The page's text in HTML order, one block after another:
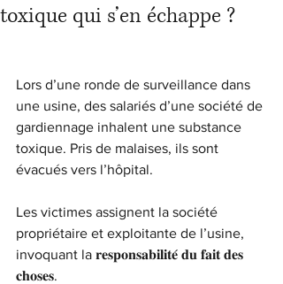
toxique qui s’en échappe ?
Lors d’une ronde de surveillance dans
une usine, des salariés d’une société de
gardiennage inhalent une substance
toxique. Pris de malaises, ils sont
évacués vers l’hôpital.
Les victimes assignent la société
propriétaire et exploitante de l’usine,
invoquant la 𝐫𝐞𝐬𝐩𝐨𝐧𝐬𝐚𝐛𝐢𝐥𝐢𝐭𝐞́ 𝐝𝐮 𝐟𝐚𝐢𝐭 𝐝𝐞𝐬
𝐜𝐡𝐨𝐬𝐞𝐬.